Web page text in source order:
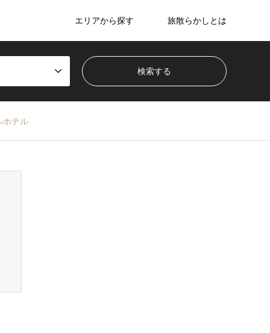
エリアから探す 旅散らかしとは
ホテル